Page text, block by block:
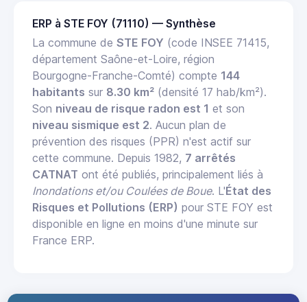
ERP à STE FOY (71110) — Synthèse
La commune de STE FOY (code INSEE 71415,
département Saône-et-Loire, région
Bourgogne-Franche-Comté) compte 144
habitants sur 8.30 km² (densité 17 hab/km²).
Son niveau de risque radon est 1 et son
niveau sismique est 2. Aucun plan de
prévention des risques (PPR) n'est actif sur
cette commune. Depuis 1982, 7 arrêtés
CATNAT ont été publiés, principalement liés à
Inondations et/ou Coulées de Boue. L'État des
Risques et Pollutions (ERP) pour STE FOY est
disponible en ligne en moins d'une minute sur
France ERP.